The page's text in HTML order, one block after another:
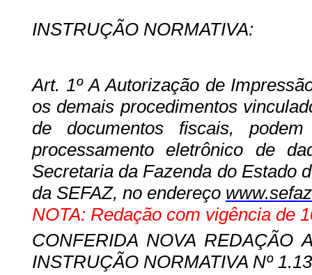
INSTRUÇÃO NORMATIVA:
Art. 1º A Autorização de
os demais procedimentos
de documentos fiscais,
processamento eletrônico de
Secretaria da Fazenda do Estado
da SEFAZ, no endereço
NOTA: Redação com vigência de
CONFERIDA NOVA REDAÇÃO
INSTRUÇÃO NORMATIVA Nº